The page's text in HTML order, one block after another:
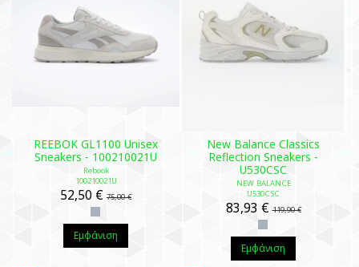
REEBOK GL1100 Unisex
Sneakers - 100210021U
Rebook
100210021U
52,50 € 75,00 €
Εμφάνιση
New Balance Classics
Reflection Sneakers -
U530CSC
NEW BALANCE
U530CSC
83,93 €119,90 €
Εμφάνιση